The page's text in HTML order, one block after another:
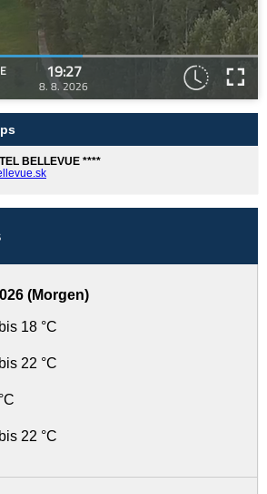
19:27
8. 8. 2026
BELLEVUE ****
(Morgen)
18 °C
22 °C
22 °C